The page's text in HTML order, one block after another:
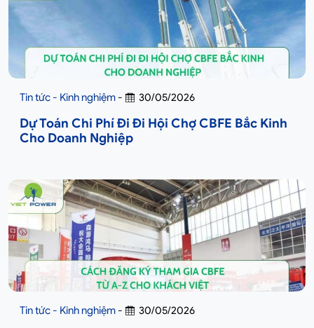
Tin tức - Kinh nghiệm - 30/05/2026
Dự Toán Chi Phí Đi Đi Hội Chợ CBFE Bắc Kinh
Cho Doanh Nghiệp
Tin tức - Kinh nghiệm - 30/05/2026